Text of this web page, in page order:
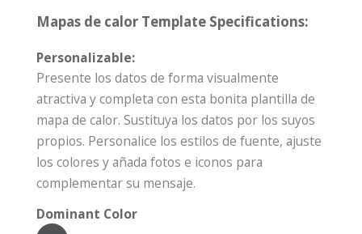
Mapas de calor Template Specifications:
Personalizable:
Presente los datos de forma visualmente
atractiva y completa con esta bonita plantilla de
mapa de calor. Sustituya los datos por los suyos
propios. Personalice los estilos de fuente, ajuste
los colores y añada fotos e iconos para
complementar su mensaje.
Dominant Color